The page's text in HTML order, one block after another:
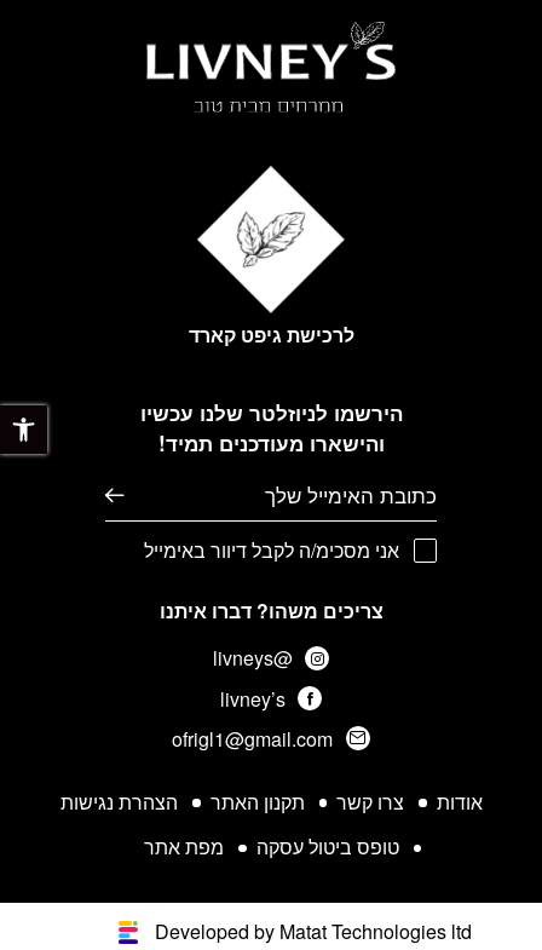
הירשמו לניוזלטר שלנו עכשיו
והישארו מעודכנים תמיד!
אני מסכימ/ה לקבל דיוור באימייל
אודות צרו קשר תקנון האתר
הצהרת נגישות
טופס ביטול עסקה
מפת אתר
צריכים משהו? דברו איתנו
@livneys
livney’s
ofrigl1@gmail.com
לרכישת גיפט קארד
Developed by Matat Technologies ltd